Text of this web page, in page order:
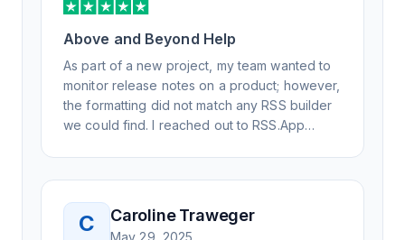
Above and Beyond Help
As part of a new project, my team wanted to
monitor release notes on a product; however,
the formatting did not match any RSS builder
we could find. I reached out to RSS.App
day, but I spoke to someone who was
knowledgeable, kind, and clearly wanted to
understand the issue. It has been a few
C Caroline Traweger